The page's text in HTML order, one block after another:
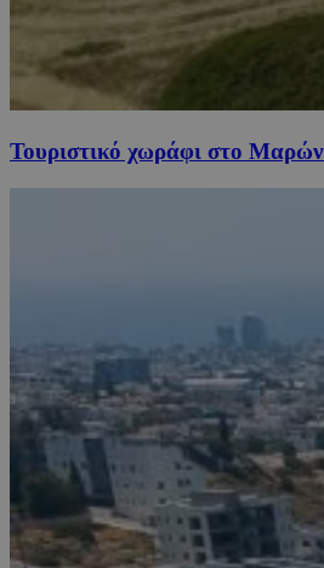
Τουριστικό χωράφι στο